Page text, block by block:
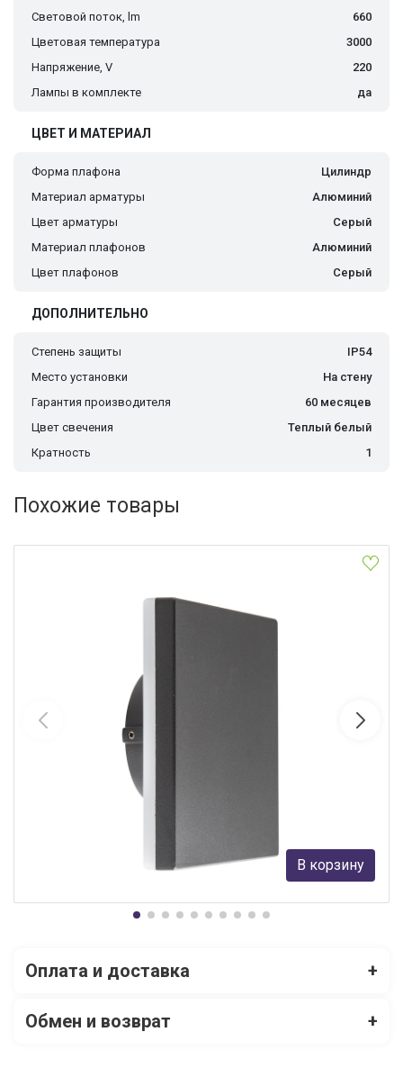
Световой поток, lm
660
Цветовая температура
3000
Напряжение, V
220
Лампы в комплекте
да
ЦВЕТ И МАТЕРИАЛ
Форма плафона
Цилиндр
Материал арматуры
Алюминий
Цвет арматуры
Серый
Материал плафонов
Алюминий
Цвет плафонов
Серый
ДОПОЛНИТЕЛЬНО
Степень защиты
IP54
Место установки
На стену
Гарантия производителя
60 месяцев
Цвет свечения
Теплый белый
Кратность
1
Похожие товары
Уличный настенный светодиодный светильник Mantra Bora
В корзину
Оплата и доставка +
Обмен и возврат +